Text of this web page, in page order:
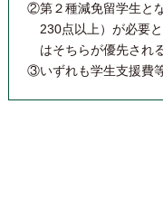
②第２種減免留学生と
230点以上）が必要
はそちらが優先される
③いずれも学生支援費